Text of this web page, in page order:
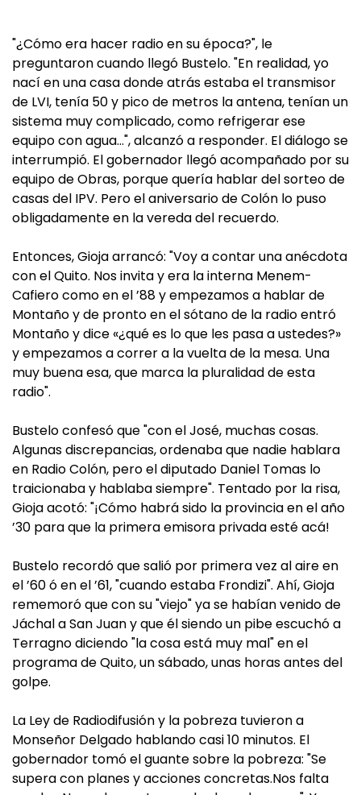
"¿Cómo era hacer radio en su época?", le
preguntaron cuando llegó Bustelo. "En realidad, yo
nací en una casa donde atrás estaba el transmisor
de LVI, tenía 50 y pico de metros la antena, tenían un
sistema muy complicado, como refrigerar ese
equipo con agua…", alcanzó a responder. El diálogo se
interrumpió. El gobernador llegó acompañado por su
equipo de Obras, porque quería hablar del sorteo de
casas del IPV. Pero el aniversario de Colón lo puso
obligadamente en la vereda del recuerdo.
Entonces, Gioja arrancó: "Voy a contar una anécdota
con el Quito. Nos invita y era la interna Menem-
Cafiero como en el ’88 y empezamos a hablar de
Montaño y de pronto en el sótano de la radio entró
Montaño y dice «¿qué es lo que les pasa a ustedes?»
y empezamos a correr a la vuelta de la mesa. Una
muy buena esa, que marca la pluralidad de esta
radio".
Bustelo confesó que "con el José, muchas cosas.
Algunas discrepancias, ordenaba que nadie hablara
en Radio Colón, pero el diputado Daniel Tomas lo
traicionaba y hablaba siempre". Tentado por la risa,
Gioja acotó: "¡Cómo habrá sido la provincia en el año
’30 para que la primera emisora privada esté acá!
Bustelo recordó que salió por primera vez al aire en
el ’60 ó en el ’61, "cuando estaba Frondizi". Ahí, Gioja
rememoró que con su "viejo" ya se habían venido de
Jáchal a San Juan y que él siendo un pibe escuchó a
Terragno diciendo "la cosa está muy mal" en el
programa de Quito, un sábado, unas horas antes del
golpe.
La Ley de Radiodifusión y la pobreza tuvieron a
Monseñor Delgado hablando casi 10 minutos. El
gobernador tomó el guante sobre la pobreza: "Se
supera con planes y acciones concretas.Nos falta